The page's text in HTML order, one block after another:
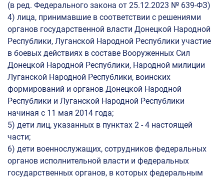
Образец договора об оказании платных образовательных
услуг
Подтверждение оплаты обучения
Отдел сопровождения платного обучения
Заключение договора полностью в электронном виде
Контакты
Порядок и места приема заявлений
Отдел подготовки кадров высшей квалификации
(в ред. Федерального закона от 25.12.2023 № 639-ФЗ)
4) лица, принимавшие в соответствии с решениями
органов государственной власти Донецкой Народной
Республики, Луганской Народной Республики участие
в боевых действиях в составе Вооруженных Сил
Донецкой Народной Республики, Народной милиции
Луганской Народной Республики, воинских
формирований и органов Донецкой Народной
Республики и Луганской Народной Республики
начиная с 11 мая 2014 года;
5) дети лиц, указанных в пунктах 2 - 4 настоящей
части;
6) дети военнослужащих, сотрудников федеральных
органов исполнительной власти и федеральных
государственных органов, в которых федеральным